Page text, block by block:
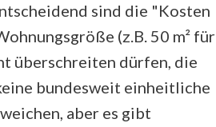
sind die "Kosten
(z.B. 50 m² für
überschreiten dürfen, die
bundesweit einheitliche
aber es gibt